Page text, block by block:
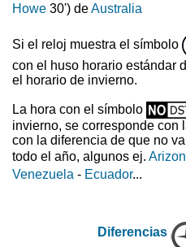
Howe 30') deAustralia
Si el reloj muestra el símbolo
con el huso horario estándar
el horario de invierno.
La hora con el símbolo
invierno, se corresponde con
con la diferencia de que no
todo el año, algunos ej.
Venezuela - Ecuador...
Diferencias